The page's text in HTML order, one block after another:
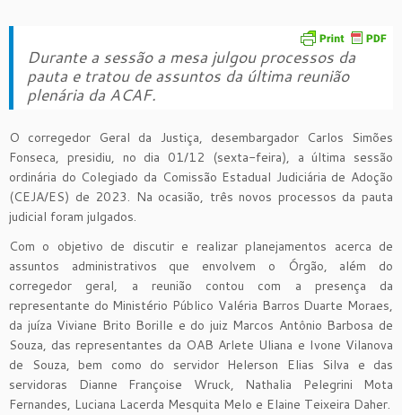
Durante a sessão a mesa julgou processos da
pauta e tratou de assuntos da última reunião
plenária da ACAF.
O corregedor Geral da Justiça, desembargador Carlos Simões
Fonseca, presidiu, no dia 01/12 (sexta-feira), a última sessão
ordinária do Colegiado da Comissão Estadual Judiciária de Adoção
(CEJA/ES) de 2023. Na ocasião, três novos processos da pauta
judicial foram julgados.
Com o objetivo de discutir e realizar planejamentos acerca de
assuntos administrativos que envolvem o Órgão, além do
corregedor geral, a reunião contou com a presença da
representante do Ministério Público Valéria Barros Duarte Moraes,
da juíza Viviane Brito Borille e do juiz Marcos Antônio Barbosa de
Souza, das representantes da OAB Arlete Uliana e Ivone Vilanova
de Souza, bem como do servidor Helerson Elias Silva e das
servidoras Dianne Françoise Wruck, Nathalia Pelegrini Mota
Fernandes, Luciana Lacerda Mesquita Melo e Elaine Teixeira Daher.